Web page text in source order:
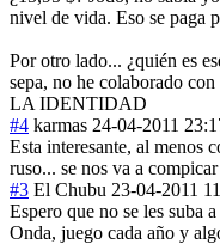
nivel de vida. Eso se paga
Por otro lado... ¿quién es
sepa, no he colaborado
LA IDENTIDAD
#4 karmas 24-04-2011
Esta interesante, al menos
ruso... se nos va a
#3 El Chubu 23-04-2011
Espero que no se les suba
Onda, juego cada año y